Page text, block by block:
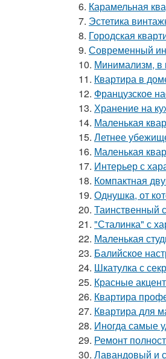
6. Карамельная
7. Эстетика
8. Городская
9. Современный
10. Минимализм, в
11. Квартира в
12. Французское
13. Хранение на
14. Маленькая
15. Летнее
16. Маленькая
17. Интерьер с
18. Компактная
19. Однушка, от
20. Таинственный
21. "Сталинка" с
22. Маленькая
23. Балийское
24. Шкатулка с
25. Красные
26. Квартира
27. Квартира для
28. Иногда самые
29. Ремонт
30. Лавандовый и